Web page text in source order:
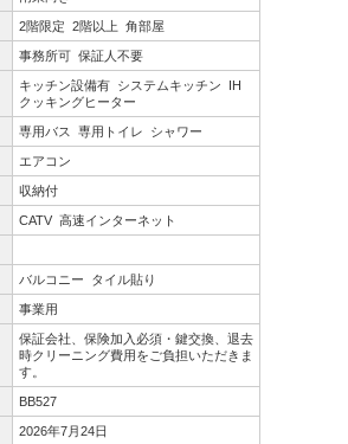
2階限定 2階以上 角部屋
事務所可 保証人不要
キッチン設備有 システムキッチン
IH
クッキングヒーター
専用バス 専用トイレ シャワー
エアコン
収納付
CATV 高速インターネット
バルコニー タイル貼り
事業用
保証会社、保険加入必須・鍵交換、退去
時クリーニング費用をご負担いただきま
す。
BB527
2026年7月24日